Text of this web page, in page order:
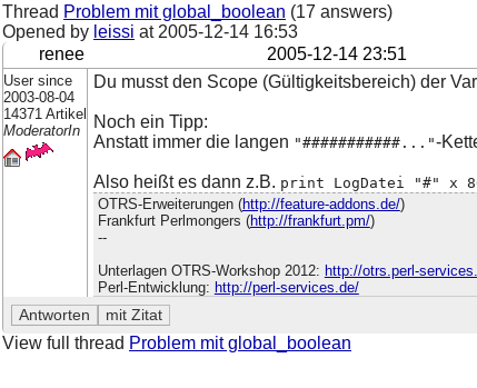
Thread Problem mit global_boolean (17 answers)
Opened by leissi at 2005-12-14 16:53
renee
2005-12-14 23:51
User since
2003-08-04
14371 Artikel
ModeratorIn
Du musst den Scope (Gültigkeitsbereich) der
Noch ein Tipp:
Anstatt immer die langen "###########..."-
Also heißt es dann z.B. print LogDatei "#" x
OTRS-Erweiterungen (http://feature-addons.de/)
Frankfurt Perlmongers (http://frankfurt.pm/)
--
Unterlagen OTRS-Workshop 2012: http://otrs.perl-
Perl-Entwicklung: http://perl-services.de/
View full thread Problem mit global_boolean